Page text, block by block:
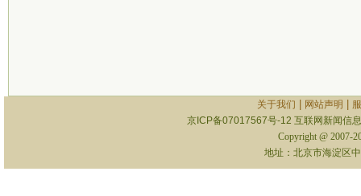
关于我们 网站声明
京ICP备07017567号-12 互联网新闻信
Copyright @ 2007-
地址：北京市海淀区